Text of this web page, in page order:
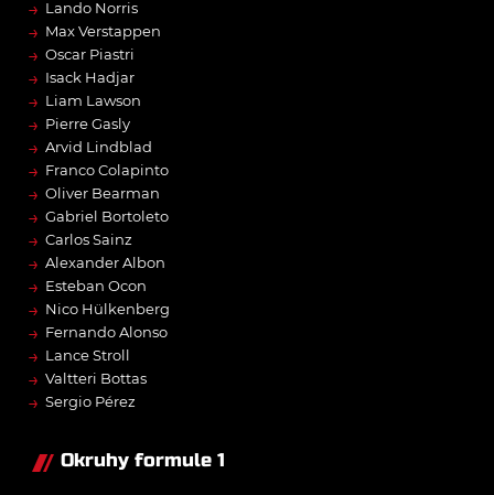
→ Lando Norris
→ Max Verstappen
→ Oscar Piastri
→ Isack Hadjar
→ Liam Lawson
→ Pierre Gasly
→ Arvid Lindblad
→ Franco Colapinto
→ Oliver Bearman
→ Gabriel Bortoleto
→ Carlos Sainz
→ Alexander Albon
→ Esteban Ocon
→ Nico Hülkenberg
→ Fernando Alonso
→ Lance Stroll
→ Valtteri Bottas
→ Sergio Pérez
Okruhy formule 1